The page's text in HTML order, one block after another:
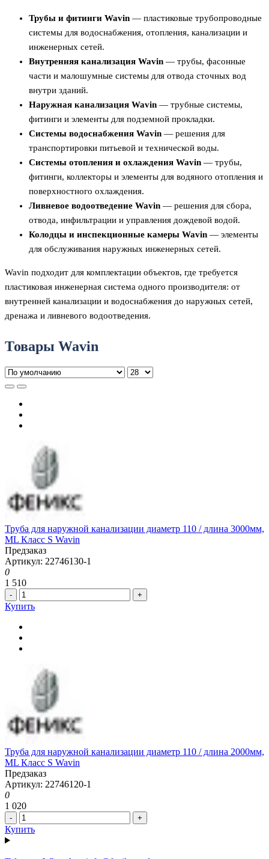
Трубы и фитинги Wavin — пластиковые трубопроводные
системы для водоснабжения, отопления, канализации и
инженерных сетей.
Внутренняя канализация Wavin — трубы, фасонные
части и малошумные системы для отвода сточных вод
внутри зданий.
Наружная канализация Wavin — трубные системы,
фитинги и элементы для подземной прокладки.
Системы водоснабжения Wavin — решения для
транспортировки питьевой и технической воды.
Системы отопления и охлаждения Wavin — трубы,
фитинги, коллекторы и элементы для водяного отопления и
поверхностного охлаждения.
Ливневое водоотведение Wavin — решения для сбора,
отвода, инфильтрации и управления дождевой водой.
Колодцы и инспекционные камеры Wavin — элементы
для обслуживания наружных инженерных сетей.
Wavin подходит для комплектации объектов, где требуется
пластиковая инженерная система одного производителя: от
внутренней канализации и водоснабжения до наружных сетей,
дренажа и ливневого водоотведения.
Товары Wavin
Труба для наружной канализации диаметр 110 / длина 3000мм,
ML Класс S Wavin
Предзаказ
Артикул: 22746130-1
0
1 510
- +
Купить
Труба для наружной канализации диаметр 110 / длина 2000мм,
ML Класс S Wavin
Предзаказ
Артикул: 22746120-1
0
1 020
- +
Купить